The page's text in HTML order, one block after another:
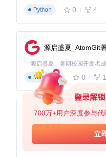
700万+用户深度参与
立
案例三：密码找回与安全审计
忘记光猫管理员密码时，通
置文件中的加密字符串（如2 2
明文密码，避免了重置设备
深度拓展：提升运维效
批量处理自动化
对于需要处理多个配置文件
Python
0 4
源启盛夏_AtomGit
Markdown
0 1
py-xiaozhi
Python
0 1